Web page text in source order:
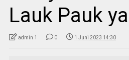
Lauk Pauk
admin 1 0 1 Juni 2023 14:30